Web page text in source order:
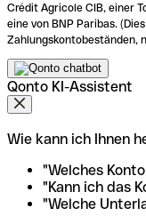
Crédit Agricole CIB, einer
eine von BNP Paribas.
Zahlungskontobeständen,
Qonto KI-Assistent
Wie kann ich Ihnen
"Welches
"Kann ich das
"Welche